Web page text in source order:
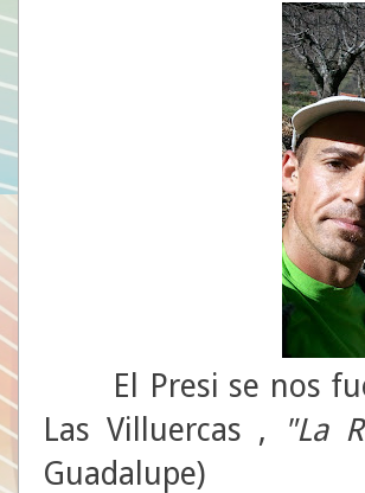
El Presi se nos fue
Las Villuercas ,
"La
Guadalupe)